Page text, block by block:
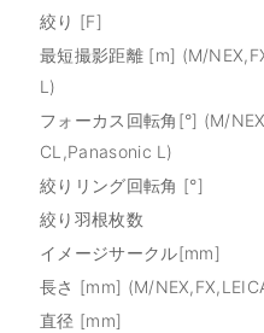
絞り [F]
最短撮影距離 [m] (M/
L)
フォーカス回転角[°] (M/
CL,Panasonic L)
絞りリング回転角 [°]
絞り羽根枚数
イメージサークル[mm]
長さ [mm] (M/
直径 [mm]